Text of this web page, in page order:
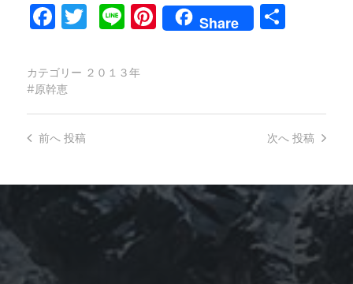
Facebook
Twitter
LinePinterest
Share
共
カテゴリー ２０１３年
原幹恵
次へ 投稿
前へ投稿